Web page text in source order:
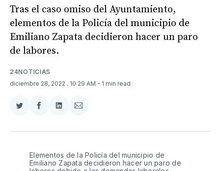
Tras el caso omiso del Ayuntamiento,
elementos de la Policía del municipio de
Emiliano Zapata decidieron hacer un paro
de labores.
24NOTICIAS
diciembre 28, 2022 . 10:29 AM - 1 min read
Compartir
Twitter
Compartir
Facebook
Compartir
LinkedIn
Compartir
Email
Elementos de la Policía del municipio de
Emiliano Zapata decidieron hacer un paro de